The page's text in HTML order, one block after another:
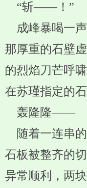
“斩——！”
成峰暴喝一
那厚重的石壁
的烈焰刀芒呼
在苏瑾指定的石
轰隆隆——
随着一连串
石板被整齐的
异常顺利，两